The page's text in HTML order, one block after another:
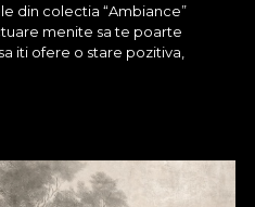
din colectia “Ambiance”
menite sa te poarte
iti ofere o stare pozitiva,
de margarete in plina
o noapte petrecuta in sala
doar cateva dintre povestile ce